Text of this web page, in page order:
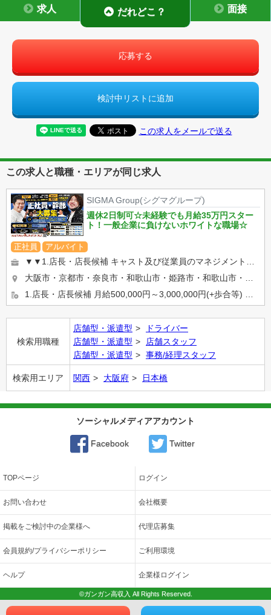
求人 だれどこ？ 面接
応募する
検討中リストに追加
この求人をメールで送る
この求人と職種・エリアが同じ求人
SIGMA Group(シグマグループ)
週休2日制可☆未経験でも月給35万円スター
ト！一般企業に負けないホワイトな職場☆
正社員 アルバイト
検索用職種
店舗型・派遣型
ドライバー
店舗型・派遣型
店舗スタッフ
店舗型・派遣型
事務/経理スタッフ
検索用エリア 関西 大阪府 日本橋
ソーシャルメディアアカウント
Facebook Twitter
TOPページ ログイン
お問い合わせ 会社概要
掲載をご検討中の企業様へ 代理店募集
会員規約/プライバシーポリシー ご利用環境
ヘルプ 企業様ログイン
©ガンガン高収入 All Rights Reserved.